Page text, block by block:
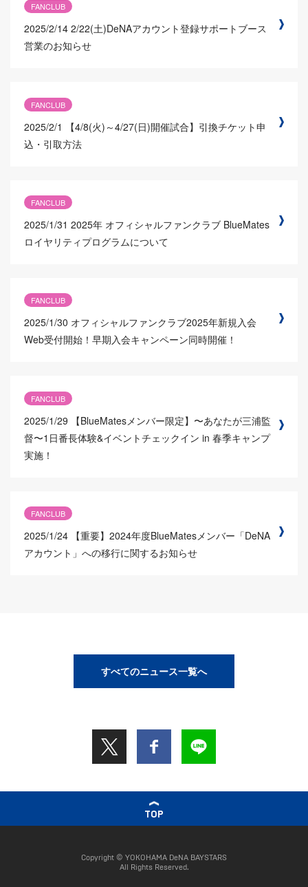
FANCLUB
2025/2/14 2/22(土)DeNAアカウント登録サポートブース
営業のお知らせ
FANCLUB
2025/2/1
【4/8(火)～4/27(日)開催試合】引換チケット申
込・引取方法
FANCLUB
2025/1/31 2025年 オフィシャルファンクラブ BlueMates
ロイヤリティプログラムについて
FANCLUB
2025/1/30 オフィシャルファンクラブ2025年新規入会
Web受付開始！早期入会キャンペーン同時開催！
FANCLUB
2025/1/29
【BlueMatesメンバー限定】〜あなたが三浦監
督〜1日番長体験&イベントチェックイン in 春季キャンプ
実施！
FANCLUB
2025/1/24 【重要】2024年度BlueMatesメンバー「DeNA
アカウント」への移行に関するお知らせ
すべてのニュース一覧へ
TOP
Copyright © YOKOHAMA DeNA BAYSTARS
All Rights Reserved.